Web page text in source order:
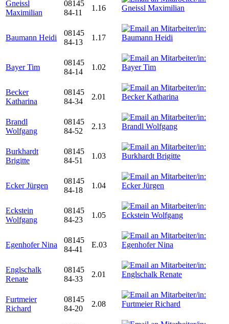
Gneissl
Maximilian
08145
84-11
1.16
Baumann Heidi
08145
84-13
1.17
Bayer Tim
08145
84-14
1.02
Becker
Katharina
08145
84-34
2.01
Brandl
Wolfgang
08145
84-52
2.13
Burkhardt
Brigitte
08145
84-51
1.03
Ecker Jürgen
08145
84-18
1.04
Eckstein
Wolfgang
08145
84-23
1.05
Egenhofer Nina
08145
84-41
E.03
Englschalk
Renate
08145
84-33
2.01
Furtmeier
Richard
08145
84-20
2.08